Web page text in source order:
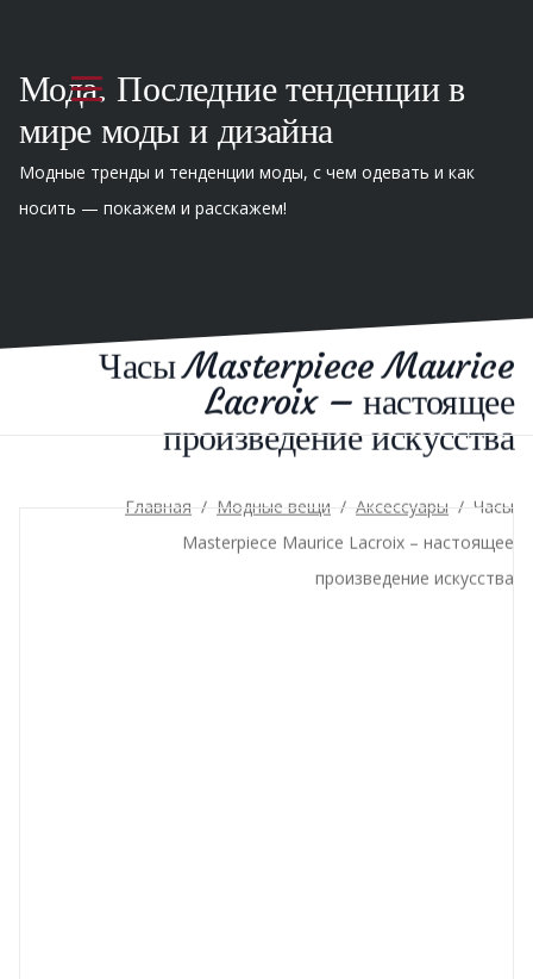
Мода. Последние тенденции в
мире моды и дизайна
Модные тренды и тенденции моды, с чем одевать и как
носить — покажем и расскажем!
Часы Masterpiece Maurice
Lacroix – настоящее
произведение искусства
Главная / Модные вещи / Аксессуары / Часы
Masterpiece Maurice Lacroix – настоящее
произведение искусства